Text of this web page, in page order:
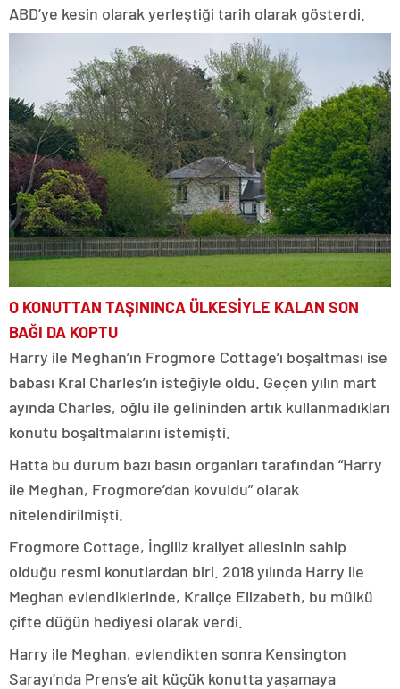
ABD’ye kesin olarak yerleştiği tarih olarak gösterdi.
O KONUTTAN TAŞININCA ÜLKESİYLE KALAN SON
BAĞI DA KOPTU
Harry ile Meghan’ın Frogmore Cottage’ı boşaltması ise
babası Kral Charles’ın isteğiyle oldu. Geçen yılın mart
ayında Charles, oğlu ile gelininden artık kullanmadıkları
konutu boşaltmalarını istemişti.
Hatta bu durum bazı basın organları tarafından “Harry
ile Meghan, Frogmore’dan kovuldu” olarak
nitelendirilmişti.
Frogmore Cottage, İngiliz kraliyet ailesinin sahip
olduğu resmi konutlardan biri. 2018 yılında Harry ile
Meghan evlendiklerinde, Kraliçe Elizabeth, bu mülkü
çifte düğün hediyesi olarak verdi.
Harry ile Meghan, evlendikten sonra Kensington
Sarayı’nda Prens’e ait küçük konutta yaşamaya